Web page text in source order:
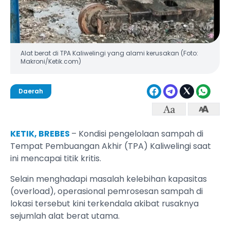
Alat berat di TPA Kaliwelingi yang alami kerusakan (Foto:
Makroni/Ketik.com)
Daerah
KETIK, BREBES – Kondisi pengelolaan sampah di
Tempat Pembuangan Akhir (TPA) Kaliwelingi saat
ini mencapai titik kritis.
Selain menghadapi masalah kelebihan kapasitas
(overload), operasional pemrosesan sampah di
lokasi tersebut kini terkendala akibat rusaknya
sejumlah alat berat utama.